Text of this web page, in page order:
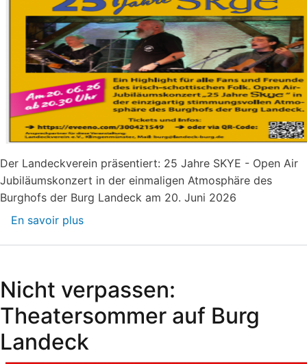
Der Landeckverein präsentiert: 25 Jahre SKYE - Open Air
Jubiläumskonzert in der einmaligen Atmosphäre des
Burghofs der Burg Landeck am 20. Juni 2026
En savoir plus
Burg
Landeck
am
20.
Nicht verpassen:
Theatersommer auf Burg
Landeck